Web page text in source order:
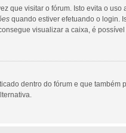
que visitar o fórum. Isto evita o
quando estiver efetuando o login.
visualizar a caixa, é
dentro do fórum e que